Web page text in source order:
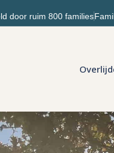
door ruim 800 families